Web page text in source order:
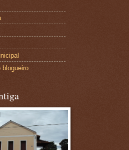
blogueiro